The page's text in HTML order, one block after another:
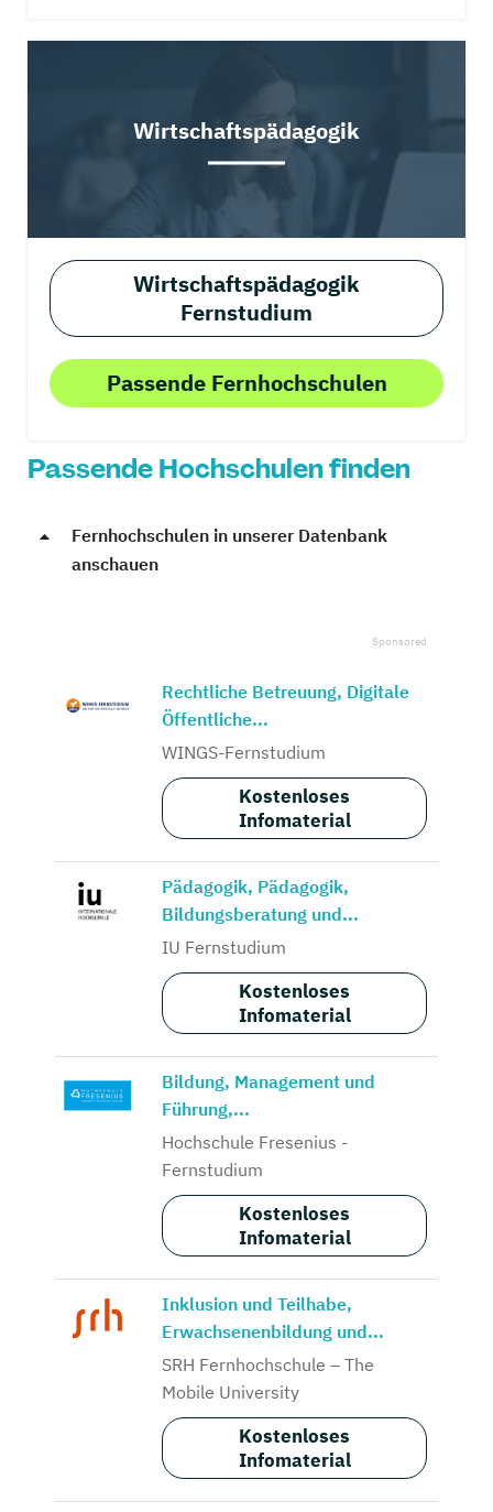
Wirtschaftspädagogik
Wirtschaftspädagogik
Fernstudium
Passende Fernhochschulen
Passende Hochschulen finden
Fernhochschulen in unserer Datenbank
anschauen
Rechtliche Betreuung, Digitale
Öffentliche...
WINGS-Fernstudium
Kostenloses
Infomaterial
Pädagogik, Pädagogik,
Bildungsberatung und...
IU Fernstudium
Kostenloses
Infomaterial
Bildung, Management und
Führung,...
Hochschule Fresenius -
Fernstudium
Kostenloses
Infomaterial
Inklusion und Teilhabe,
Erwachsenenbildung und...
SRH Fernhochschule – The
Mobile University
Kostenloses
Infomaterial